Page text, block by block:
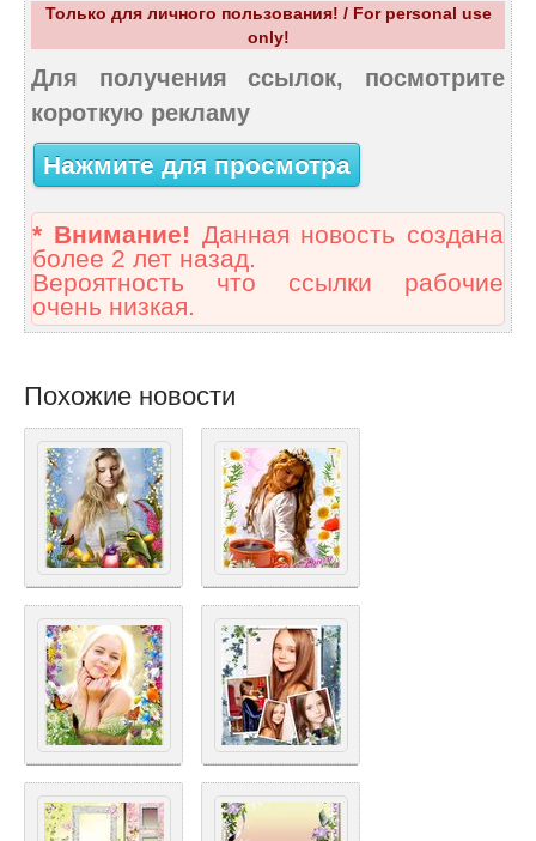
Только для личного пользования! / For personal use
only!
Для получения ссылок, посмотрите
короткую рекламу
Нажмите для просмотра
* Внимание! Данная новость создана
более 2 лет назад.
Вероятность что ссылки рабочие
очень низкая.
Похожие новости